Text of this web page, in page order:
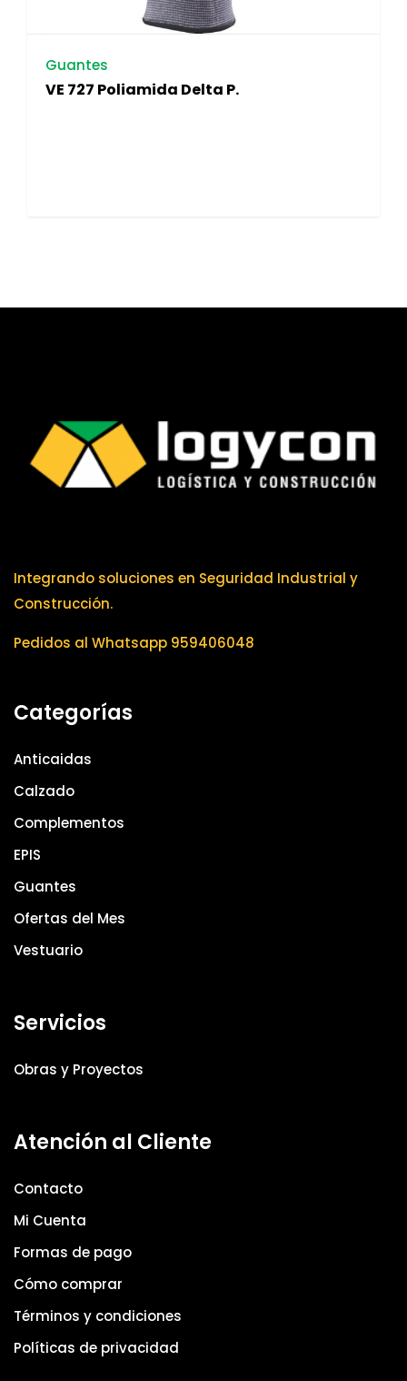
Guantes
VE 727 Poliamida Delta P.
Integrando soluciones en Seguridad Industrial y
Construcción.
Pedidos al Whatsapp 959406048
Categorías
Anticaidas
Calzado
Complementos
EPIS
Guantes
Ofertas del Mes
Vestuario
Servicios
Obras y Proyectos
Atención al Cliente
Contacto
Mi Cuenta
Formas de pago
Cómo comprar
Términos y condiciones
Políticas de privacidad